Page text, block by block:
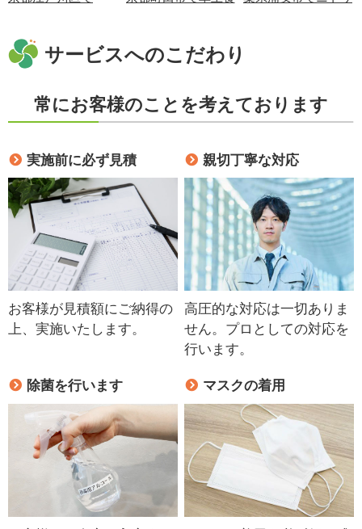
立てを行いました！
サービスへのこだわり
常にお客様のことを考えております
実施前に必ず見積
お客様が見積額にご納得の
上、実施いたします。
親切丁寧な対応
高圧的な対応は一切ありま
せん。プロとしての対応を
行います。
除菌を行います マスクの着用